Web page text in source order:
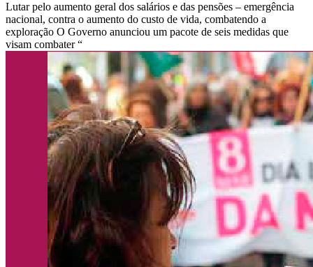
Lutar pelo aumento geral dos salários e das pensões – emergência
nacional, contra o aumento do custo de vida, combatendo a
exploração O Governo anunciou um pacote de seis medidas que
visam combater “